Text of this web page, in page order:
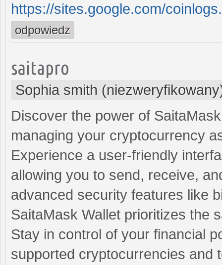
https://sites.google.com/
odpowiedz
saitapro
Sophia smith
Discover the power of
managing your cryptocurrency
Experience a user-friendly
allowing you to send, receive,
advanced security features like
SaitaMask Wallet prioritizes the
Stay in control of your financial
supported cryptocurrencies and